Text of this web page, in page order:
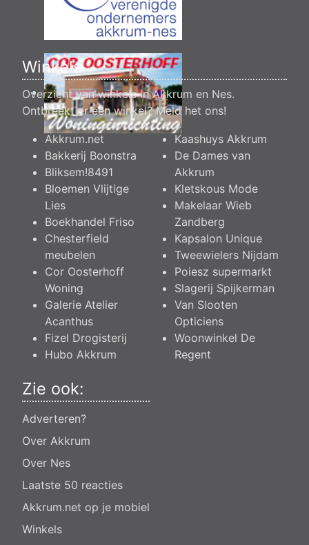
Winkels
Overzicht van winkels in Akkrum en Nes.
Ontbreekt er een winkel?Meld het ons!
Akkrum.net
Bakkerij Boonstra
Bliksem!8491
Bloemen Vlijtige
Lies
Boekhandel Friso
Chesterfield
meubelen
Cor Oosterhoff
Woning
Galerie Atelier
Acanthus
Fizel Drogisterij
Hubo Akkrum
Kaashuys Akkrum
De Dames van
Akkrum
Kletskous Mode
Makelaar Wieb
Zandberg
Kapsalon Unique
Tweewielers Nijdam
Poiesz supermarkt
Slagerij Spijkerman
Van Slooten
Opticiens
Woonwinkel De
Regent
Zie ook:
Adverteren?
Over Akkrum
Over Nes
Laatste 50 reacties
Akkrum.net op je mobiel
Winkels